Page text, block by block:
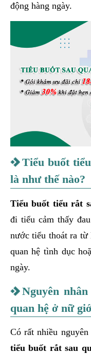
động hàng ngày.
Tiểu buốt
là như thế nào?
Tiểu buốt tiểu rắt
đi tiểu cảm thấy
nước tiểu thoát ra từ
quan hệ tình dục
ngày.
Nguyên
quan hệ ở nữ
Có rất nhiều
tiểu buốt rắt sau